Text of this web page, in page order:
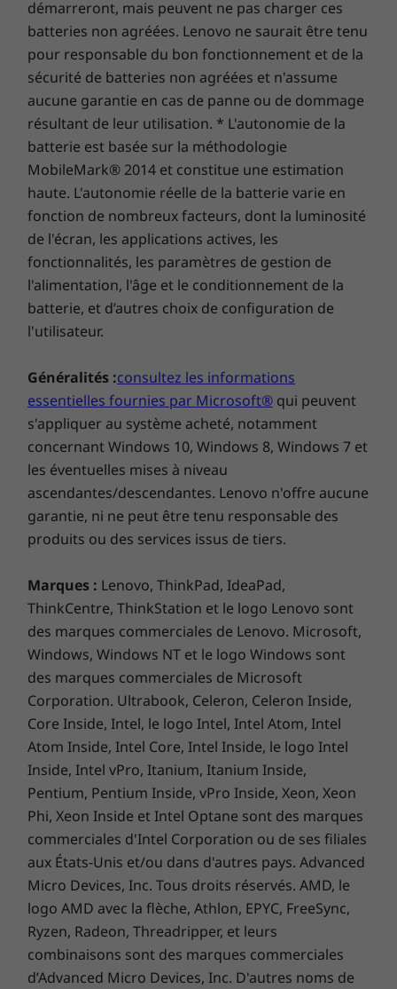
pouvez synchroniser sans peine vos
téléphones et tablettes Android ainsi que vous
connecter n’importe où. Vous pouvez donc
garder vos affaires près de vous, même
lorsque votre portable est loin, et stocker vos
e-mails, cartes, documents et images de
manière sécurisée soit en local, soit dans le
Cloud.
Les dernières applications n’attendent
que vous
Chromebook C340 (15"). Dès que vous vous
connectez, des millions d’applications sont
mises à votre disposition, vous permettant
ainsi de profiter d’une bibliothèque riche en
jeux, musiques, films, séries, livres, etc. Si vous
aimez la photographie, faire des
investissements ou souhaitez juste suivre vos
amis, il y a une application pour ça.
démarreront, mais peuvent ne pas charger ces
batteries non agréées. Lenovo ne saurait être tenu
pour responsable du bon fonctionnement et de la
sécurité de batteries non agréées et n'assume
aucune garantie en cas de panne ou de dommage
résultant de leur utilisation. * L'autonomie de la
batterie est basée sur la méthodologie
MobileMark® 2014 et constitue une estimation
haute. L'autonomie réelle de la batterie varie en
fonction de nombreux facteurs, dont la luminosité
de l'écran, les applications actives, les
fonctionnalités, les paramètres de gestion de
l'alimentation, l'âge et le conditionnement de la
batterie, et d’autres choix de configuration de
l'utilisateur.
Généralités :consultez les informations
essentielles fournies par Microsoft® qui peuvent
s'appliquer au système acheté, notamment
concernant Windows 10, Windows 8, Windows 7 et
les éventuelles mises à niveau
ascendantes/descendantes. Lenovo n'offre aucune
garantie, ni ne peut être tenu responsable des
produits ou des services issus de tiers.
Marques : Lenovo, ThinkPad, IdeaPad,
ThinkCentre, ThinkStation et le logo Lenovo sont
des marques commerciales de Lenovo. Microsoft,
Windows, Windows NT et le logo Windows sont
des marques commerciales de Microsoft
Corporation. Ultrabook, Celeron, Celeron Inside,
Core Inside, Intel, le logo Intel, Intel Atom, Intel
Atom Inside, Intel Core, Intel Inside, le logo Intel
Inside, Intel vPro, Itanium, Itanium Inside,
Pentium, Pentium Inside, vPro Inside, Xeon, Xeon
Phi, Xeon Inside et Intel Optane sont des marques
commerciales d'Intel Corporation ou de ses filiales
aux États-Unis et/ou dans d'autres pays. Advanced
Micro Devices, Inc. Tous droits réservés. AMD, le
logo AMD avec la flèche, Athlon, EPYC, FreeSync,
Ryzen, Radeon, Threadripper, et leurs
combinaisons sont des marques commerciales
d’Advanced Micro Devices, Inc. D'autres noms de